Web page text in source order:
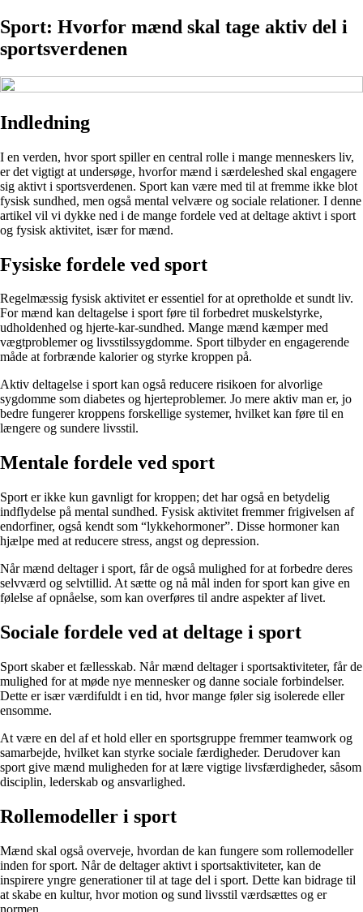
Sport: Hvorfor mænd skal tage aktiv del i
sportsverdenen
Indledning
I en verden, hvor sport spiller en central rolle i mange menneskers liv,
er det vigtigt at undersøge, hvorfor mænd i særdeleshed skal engagere
sig aktivt i sportsverdenen. Sport kan være med til at fremme ikke blot
fysisk sundhed, men også mental velvære og sociale relationer. I denne
artikel vil vi dykke ned i de mange fordele ved at deltage aktivt i sport
og fysisk aktivitet, især for mænd.
Fysiske fordele ved sport
Regelmæssig fysisk aktivitet er essentiel for at opretholde et sundt liv.
For mænd kan deltagelse i sport føre til forbedret muskelstyrke,
udholdenhed og hjerte-kar-sundhed. Mange mænd kæmper med
vægtproblemer og livsstilssygdomme. Sport tilbyder en engagerende
måde at forbrænde kalorier og styrke kroppen på.
Aktiv deltagelse i sport kan også reducere risikoen for alvorlige
sygdomme som diabetes og hjerteproblemer. Jo mere aktiv man er, jo
bedre fungerer kroppens forskellige systemer, hvilket kan føre til en
længere og sundere livsstil.
Mentale fordele ved sport
Sport er ikke kun gavnligt for kroppen; det har også en betydelig
indflydelse på mental sundhed. Fysisk aktivitet fremmer frigivelsen af
endorfiner, også kendt som “lykkehormoner”. Disse hormoner kan
hjælpe med at reducere stress, angst og depression.
Når mænd deltager i sport, får de også mulighed for at forbedre deres
selvværd og selvtillid. At sætte og nå mål inden for sport kan give en
følelse af opnåelse, som kan overføres til andre aspekter af livet.
Sociale fordele ved at deltage i sport
Sport skaber et fællesskab. Når mænd deltager i sportsaktiviteter, får de
mulighed for at møde nye mennesker og danne sociale forbindelser.
Dette er især værdifuldt i en tid, hvor mange føler sig isolerede eller
ensomme.
At være en del af et hold eller en sportsgruppe fremmer teamwork og
samarbejde, hvilket kan styrke sociale færdigheder. Derudover kan
sport give mænd muligheden for at lære vigtige livsfærdigheder, såsom
disciplin, lederskab og ansvarlighed.
Rollemodeller i sport
Mænd skal også overveje, hvordan de kan fungere som rollemodeller
inden for sport. Når de deltager aktivt i sportsaktiviteter, kan de
inspirere yngre generationer til at tage del i sport. Dette kan bidrage til
at skabe en kultur, hvor motion og sund livsstil værdsættes og er
normen.